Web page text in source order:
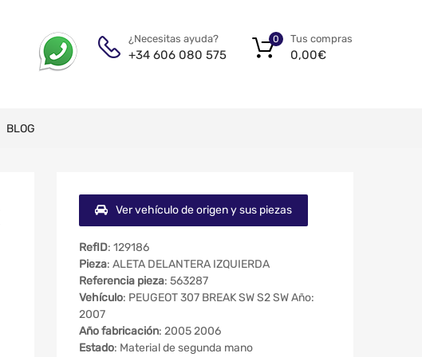
¿Necesitas ayuda?
+34 606 080 575
Tus compras
0,00€
0
BLOG
Ver vehículo de origen y sus piezas
RefID: 129186
Pieza: ALETA DELANTERA IZQUIERDA
Referencia pieza: 563287
Vehículo: PEUGEOT 307 BREAK SW S2 SW Año:
2007
Año fabricación: 2005 2006
Estado: Material de segunda mano